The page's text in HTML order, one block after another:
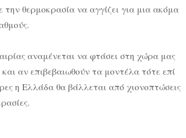
την θερμοκρασία να αγγίζει για μια ακόμα
αναμένεται να φτάσει στη χώρα μας
και αν επιβεβαιωθούν τα μοντέλα τότε επί
η Ελλάδα θα βάλλεται από χιονοπτώσεις